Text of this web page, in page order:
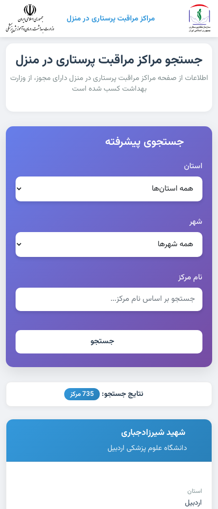
مراکز مراقبت پرستاری در منزل
جستجو مراکز مراقبت پرستاری در منزل
اطلاعات از صفحه مراکز مراقبت پرستاری در منزل دارای مجوز، از وزارت
بهداشت کسب شده است
جستجوی پیشرفته
استان
شهر
نام مرکز
جستجو
نتایج جستجو: 735 مرکز
شهید شیرزادجباری
دانشگاه علوم پزشکی اردبیل
استان
اردبیل